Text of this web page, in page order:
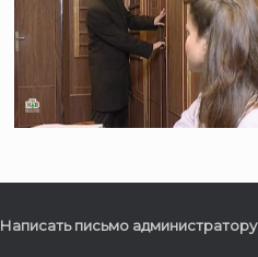
Написать письмо администратору